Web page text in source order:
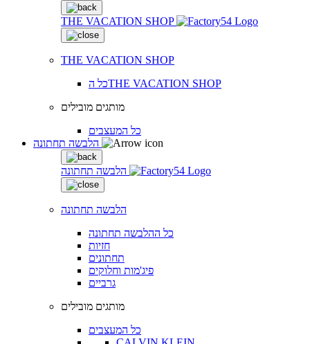
THE VACATION SHOP
THE VACATION SHOP
כל הTHE VACATION SHOP
מותגים מובילים
כל המעצבים
הלבשה תחתונה
הלבשה תחתונה
כל ההלבשה תחתונה
חזיות
תחתונים
פיג'מות וחלוקים
גרביים
מותגים מובילים
כל המעצבים